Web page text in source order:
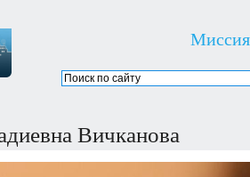
Миссия
Вичканова